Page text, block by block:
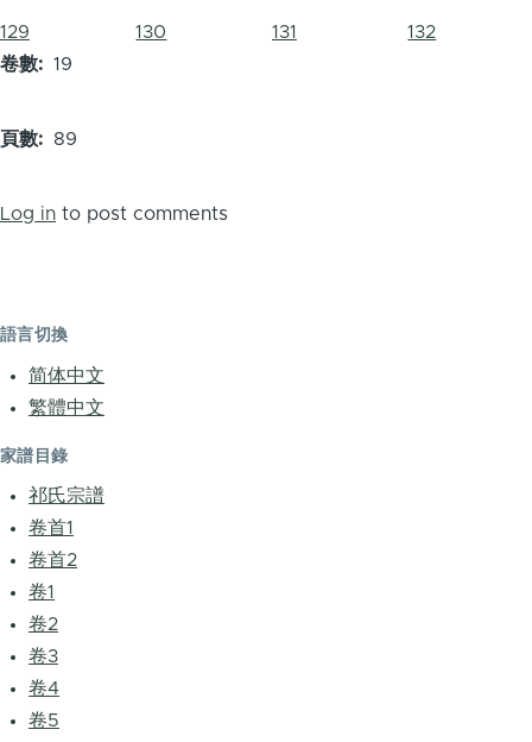
129 130 131
132
卷數
19
頁數 89
Log in to post comments
語言切換
简体中文
繁體中文
家譜目錄
祁氏宗譜
卷首1
卷首2
卷1
卷2
卷3
卷4
卷5